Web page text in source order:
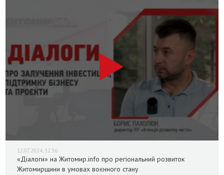
12.07.2024, 12:36
«Діалоги» на Житомир.info про регіональний розвиток
Житомирщини в умовах воєнного стану